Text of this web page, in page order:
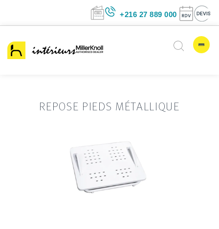
+216 27 889
REPOSE PIEDS MÉTALLIQUE